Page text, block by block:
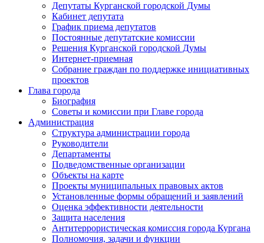
Депутаты Курганской городской Думы
Кабинет депутата
График приема депутатов
Постоянные депутатские комиссии
Решения Курганской городской Думы
Интернет-приемная
Собрание граждан по поддержке инициативных
проектов
Глава города
Биография
Советы и комиссии при Главе города
Администрация
Структура администрации города
Руководители
Департаменты
Подведомственные организации
Объекты на карте
Проекты муниципальных правовых актов
Установленные формы обращений и заявлений
Оценка эффективности деятельности
Защита населения
Антитеррористическая комиссия города Кургана
Полномочия, задачи и функции